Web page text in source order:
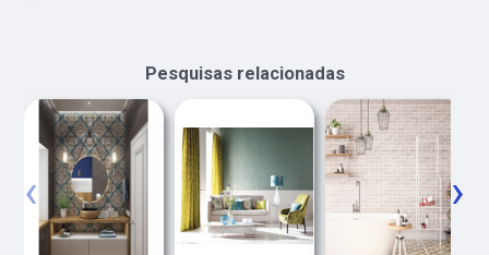
Pesquisas relacionadas
‹ ›